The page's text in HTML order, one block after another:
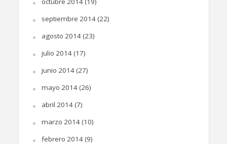
septiembre 2014(22)
agosto 2014(23)
julio 2014(17)
junio 2014(27)
mayo 2014(26)
abril 2014(7)
marzo 2014(10)
febrero 2014(9)